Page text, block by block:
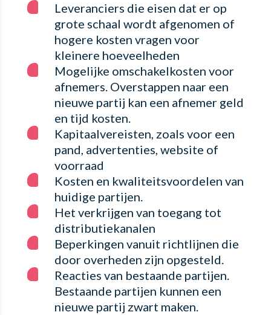
Leveranciers die eisen dat er op
grote schaal wordt afgenomen of
hogere kosten vragen voor
kleinere hoeveelheden
Mogelijke omschakelkosten voor
afnemers. Overstappen naar een
nieuwe partij kan een afnemer geld
en tijd kosten.
Kapitaalvereisten, zoals voor een
pand, advertenties, website of
voorraad
Kosten en kwaliteitsvoordelen van
huidige partijen.
Het verkrijgen van toegang tot
distributiekanalen
Beperkingen vanuit richtlijnen die
door overheden zijn opgesteld.
Reacties van bestaande partijen.
Bestaande partijen kunnen een
nieuwe partij zwart maken.